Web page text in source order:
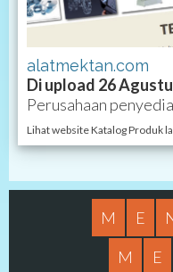
alatmektan.com
Di upload 26
Perusahaan
Lihat website Katalog Produk
M E
M
E